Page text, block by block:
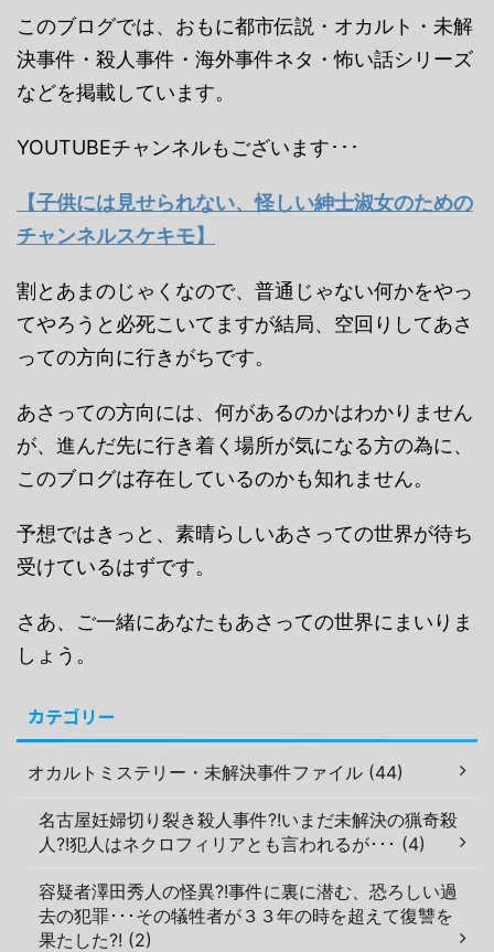
このブログでは、おもに都市伝説・オカルト・未解
決事件・殺人事件・海外事件ネタ・怖い話シリーズ
などを掲載しています。
YOUTUBEチャンネルもございます･･･
【子供には見せられない、怪しい紳士淑女のための
チャンネルスケキモ】
割とあまのじゃくなので、普通じゃない何かをやっ
てやろうと必死こいてますが結局、空回りしてあさ
っての方向に行きがちです。
あさっての方向には、何があるのかはわかりません
が、進んだ先に行き着く場所が気になる方の為に、
このブログは存在しているのかも知れません。
予想ではきっと、素晴らしいあさっての世界が待ち
受けているはずです。
さあ、ご一緒にあなたもあさっての世界にまいりま
しょう。
カテゴリー
オカルトミステリー・未解決事件ファイル (44)
名古屋妊婦切り裂き殺人事件?!いまだ未解決の猟奇殺
人?!犯人はネクロフィリアとも言われるが･･･ (4)
容疑者澤田秀人の怪異?!事件に裏に潜む、恐ろしい過
去の犯罪･･･その犠牲者が３３年の時を超えて復讐を
果たした?! (2)